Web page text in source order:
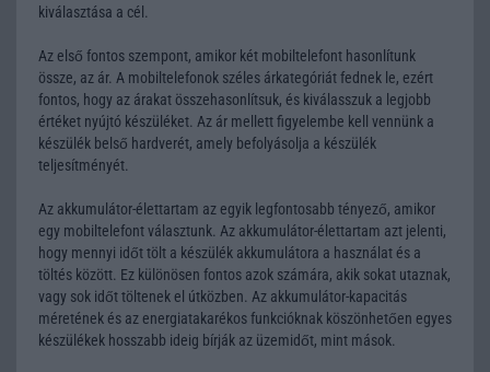
kiválasztása a cél.
Az első fontos szempont, amikor két mobiltelefont hasonlítunk
össze, az ár. A mobiltelefonok széles árkategóriát fednek le, ezért
fontos, hogy az árakat összehasonlítsuk, és kiválasszuk a legjobb
értéket nyújtó készüléket. Az ár mellett figyelembe kell vennünk a
készülék belső hardverét, amely befolyásolja a készülék
teljesítményét.
Az akkumulátor-élettartam az egyik legfontosabb tényező, amikor
egy mobiltelefont választunk. Az akkumulátor-élettartam azt jelenti,
hogy mennyi időt tölt a készülék akkumulátora a használat és a
töltés között. Ez különösen fontos azok számára, akik sokat utaznak,
vagy sok időt töltenek el útközben. Az akkumulátor-kapacitás
méretének és az energiatakarékos funkcióknak köszönhetően egyes
készülékek hosszabb ideig bírják az üzemidőt, mint mások.